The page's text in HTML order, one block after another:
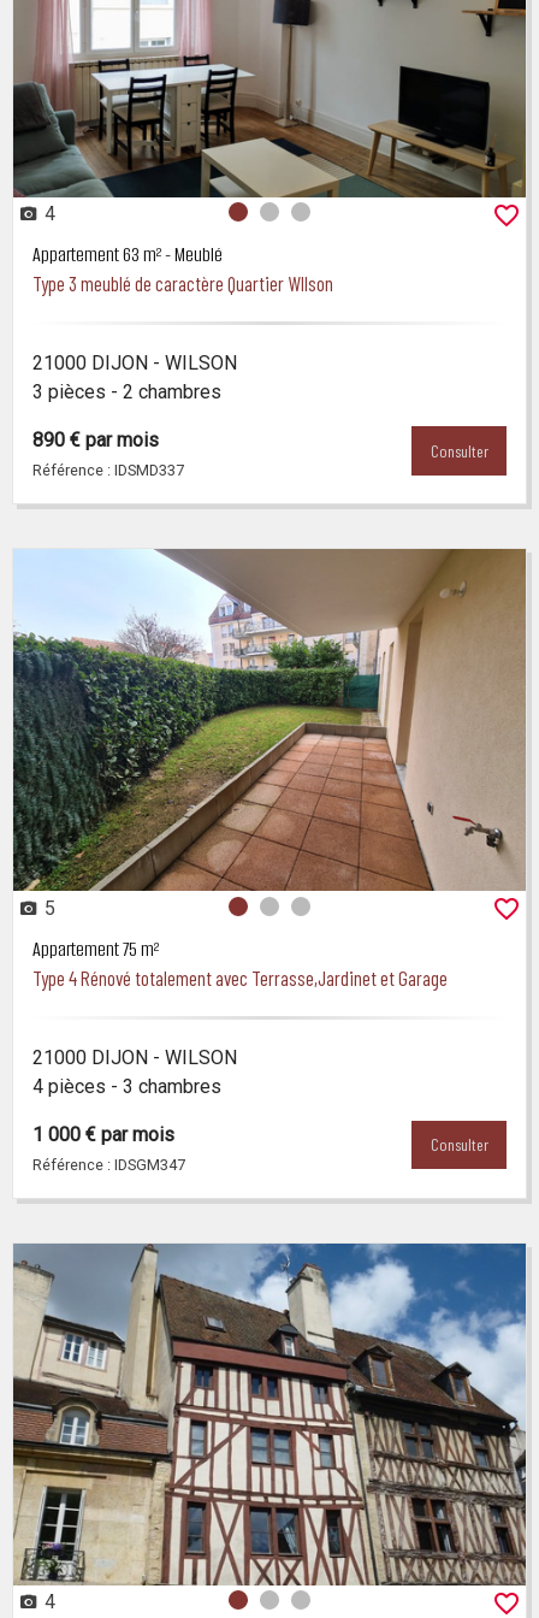
4 Photo 0
Photo 1Photo 2
Appartement 63 m² - Meublé
Type 3 meublé de caractère Quartier WIlson
21000 DIJON - WILSON
3 pièces - 2 chambres
890 € par mois
Référence : IDSMD337
Consulter
5 Photo 0
Photo 1Photo 2
Appartement 75 m²
Type 4 Rénové totalement avec Terrasse,Jardinet et Garage
21000 DIJON - WILSON
4 pièces - 3 chambres
1 000 € par mois
Référence : IDSGM347
Consulter
4 Photo 0
Photo 1Photo 2